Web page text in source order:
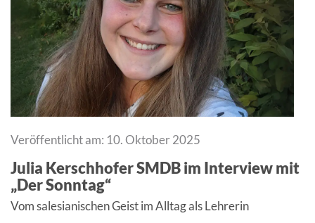
Veröffentlicht am: 10. Oktober 2025
Julia Kerschhofer SMDB im Interview mit
„Der Sonntag“
Vom salesianischen Geist im Alltag als Lehrerin